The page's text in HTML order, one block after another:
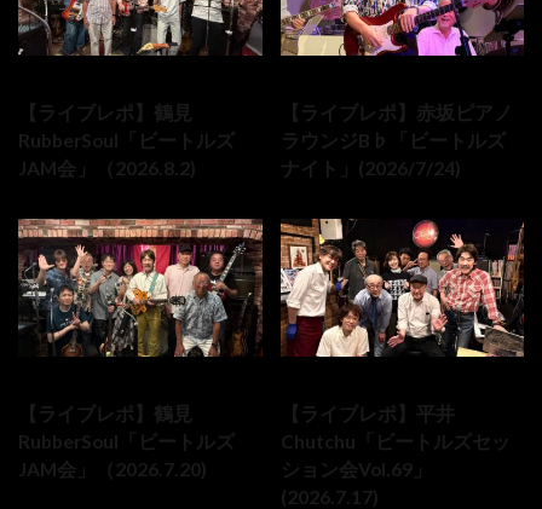
【ライブレポ】鶴見
RubberSoul「ビートルズ
JAM会」（2026.8.2)
【ライブレポ】赤坂ピアノ
ラウンジB♭「ビートルズ
ナイト」(2026/7/24)
【ライブレポ】鶴見
RubberSoul「ビートルズ
JAM会」（2026.7.20)
【ライブレポ】平井
Chutchu「ビートルズセッ
ション会Vol.69」
(2026.7.17)